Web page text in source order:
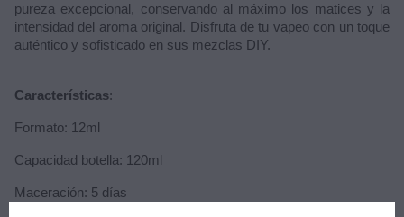
pureza excepcional, conservando al máximo los matices y la
intensidad del aroma original. Disfruta de tu vapeo con un toque
auténtico y sofisticado en sus mezclas DIY.
Características:
Formato: 12ml
Capacidad botella: 120ml
Maceración: 5 días